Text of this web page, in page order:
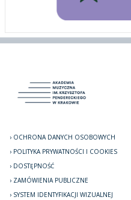
OCHRONA DANYCH OSOBOWYCH
POLITYKA PRYWATNOŚCI I COOKIES
DOSTĘPNOŚĆ
ZAMÓWIENIA PUBLICZNE
SYSTEM IDENTYFIKACJI WIZUALNEJ